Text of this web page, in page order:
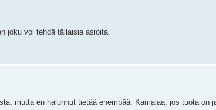
joku voi tehdä tällaisia asioita.
mutta en halunnut tietää enempää. Kamalaa, jos tuota on